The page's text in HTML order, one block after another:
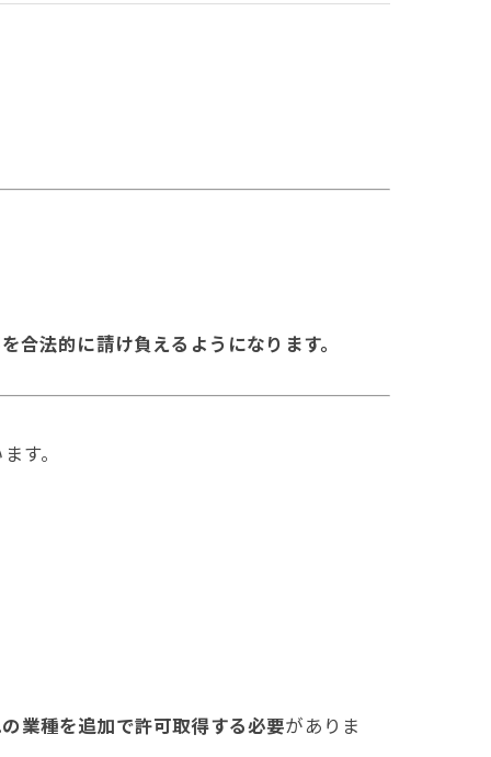
合法的に請け負えるようになります。
す。
業種を追加で許可取得する必要がありま